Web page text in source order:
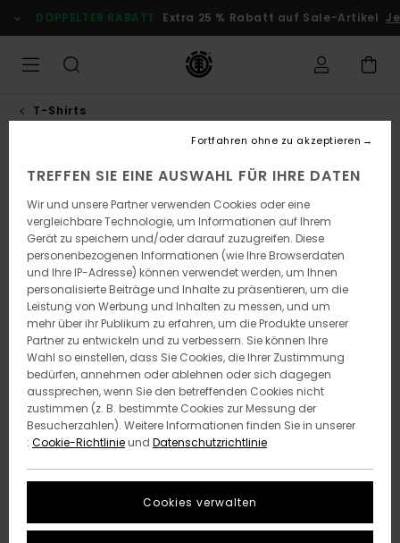
zur
Produktinformation
DOPPELTER RABATT Extra 25 % Rabatt auf Sale-Artikel
T-Shirts
TREFFEN SIE EINE AUSWAHL FÜR IHRE DATEN
Wir und unsere Partner verwenden Cookies oder eine
vergleichbare Technologie, um Informationen auf Ihrem
Gerät zu speichern und/oder darauf zuzugreifen. Diese
personenbezogenen Informationen (wie Ihre Browserdaten
und Ihre IP-Adresse) können verwendet werden, um Ihnen
personalisierte Beiträge und Inhalte zu präsentieren, um die
Leistung von Werbung und Inhalten zu messen, und um
mehr über ihr Publikum zu erfahren, um die Produkte unserer
Partner zu entwickeln und zu verbessern. Sie können Ihre
Wahl so einstellen, dass Sie Cookies, die Ihrer Zustimmung
bedürfen, annehmen oder ablehnen oder sich dagegen
aussprechen, wenn Sie den betreffenden Cookies nicht
zustimmen (z. B. bestimmte Cookies zur Messung der
Besucherzahlen). Weitere Informationen finden Sie in unserer
: Cookie-Richtlinieund Datenschutzrichtlinie
Cookies verwalten
Fortfahren ohne zu akzeptieren